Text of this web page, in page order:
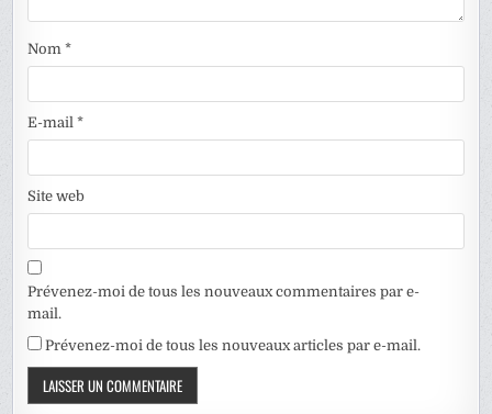
Nom*
E-mail*
Site web
Prévenez-moi de tous les nouveaux commentaires par e-
mail.
Prévenez-moi de tous les nouveaux articles par e-mail.